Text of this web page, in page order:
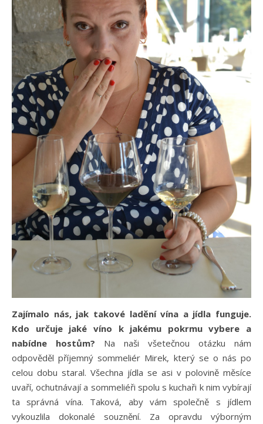
Zajímalo nás, jak takové ladění vína a jídla funguje.
Kdo určuje jaké víno k jakému pokrmu vybere a
nabídne hostům? Na naši všetečnou otázku nám
odpověděl příjemný sommeliér Mirek, který se o nás po
celou dobu staral. Všechna jídla se asi v polovině měsíce
uvaří, ochutnávají a sommeliéři spolu s kuchaři k nim vybírají
ta správná vína. Taková, aby vám společně s jídlem
vykouzlila dokonalé souznění. Za opravdu výborným